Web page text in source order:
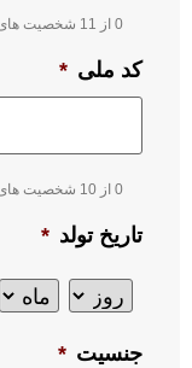
0 از 11 شخصیت های حداکثر
کد ملی *
0 از 10 شخصیت های حداکثر
تاریخ تولد *
جنسیت *